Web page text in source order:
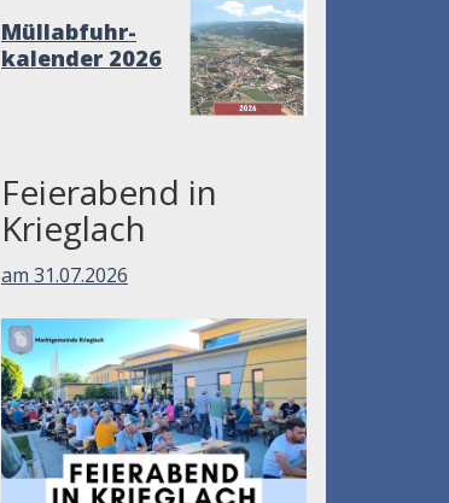
Müllabfuhr-
kalender 2026
Feierabend in
Krieglach
am 31.07.2026